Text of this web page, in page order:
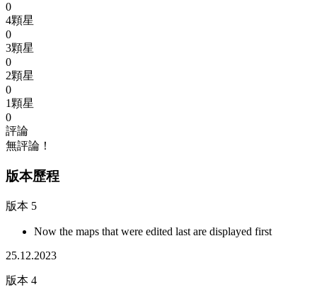
0
4顆星
0
3顆星
0
2顆星
0
1顆星
0
評論
無評論！
版本歷程
版本 5
Now the maps that were edited last are displayed first
25.12.2023
版本 4